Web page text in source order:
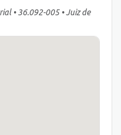
• 36.092-005 • Juiz de